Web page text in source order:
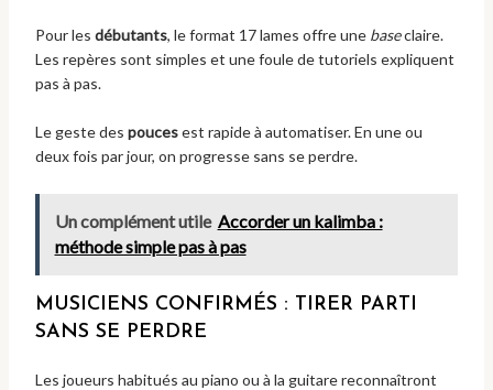
Pour les débutants, le format 17 lames offre une baseclaire.
Les repères sont simples et une foule de tutoriels expliquent
pas à pas.
Le geste des poucesest rapide à automatiser. En une ou
deux fois par jour, on progresse sans se perdre.
Un complément utile Accorder un kalimba :
méthode simple pas à pas
MUSICIENS CONFIRMÉS : TIRER PARTI
SANS SE PERDRE
Les joueurs habitués au piano ou à la guitare reconnaîtront